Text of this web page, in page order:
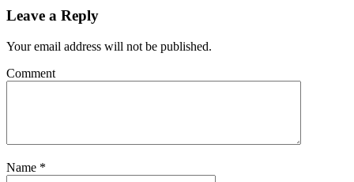
Leave a Reply
Your email address will not be published.
Comment
Name *